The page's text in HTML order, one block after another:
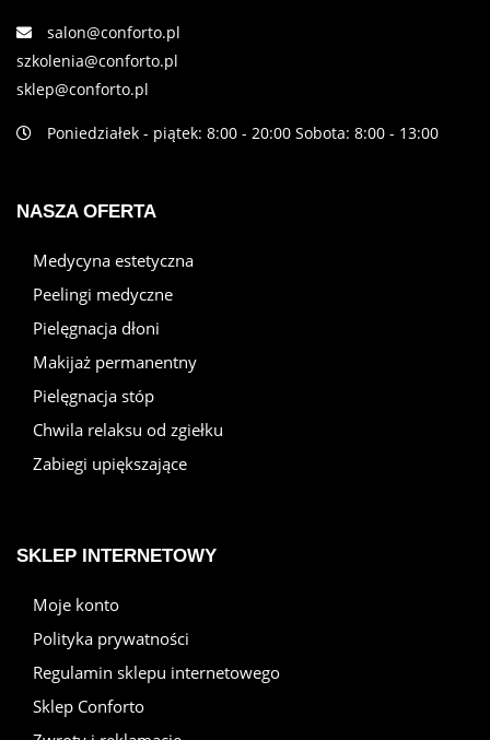
salon@conforto.pl
szkolenia@conforto.pl
sklep@conforto.pl
Poniedziałek - piątek: 8:00 - 20:00 Sobota: 8:00 - 13:00
NASZA OFERTA
Medycyna estetyczna
Peelingi medyczne
Pielęgnacja dłoni
Makijaż permanentny
Pielęgnacja stóp
Chwila relaksu od zgiełku
Zabiegi upiększające
SKLEP INTERNETOWY
Moje konto
Polityka prywatności
Regulamin sklepu internetowego
Sklep Conforto